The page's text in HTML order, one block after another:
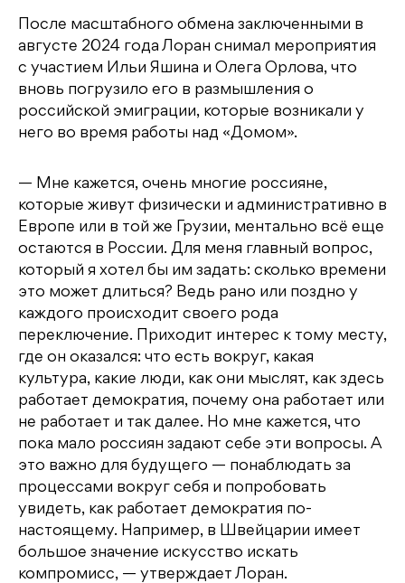
После масштабного обмена заключенными в
августе 2024 года Лоран снимал мероприятия
с участием Ильи Яшина и Олега Орлова, что
вновь погрузило его в размышления о
российской эмиграции, которые возникали у
него во время работы над «Домом».
— Мне кажется, очень многие россияне,
которые живут физически и административно в
Европе или в той же Грузии, ментально всё еще
остаются в России. Для меня главный вопрос,
который я хотел бы им задать: сколько времени
это может длиться? Ведь рано или поздно у
каждого происходит своего рода
переключение. Приходит интерес к тому месту,
где он оказался: что есть вокруг, какая
культура, какие люди, как они мыслят, как здесь
работает демократия, почему она работает или
не работает и так далее. Но мне кажется, что
пока мало россиян задают себе эти вопросы. А
это важно для будущего — понаблюдать за
процессами вокруг себя и попробовать
увидеть, как работает демократия по-
настоящему. Например, в Швейцарии имеет
большое значение искусство искать
компромисс, — утверждает Лоран.